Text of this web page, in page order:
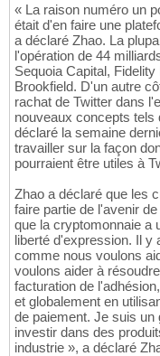
« La raison numéro un
était d'en faire une
a déclaré Zhao. La
l'opération de 44
Sequoia Capital,
Brookfield. D'un autre
rachat de Twitter dans
nouveaux concepts tels
déclaré la semaine
travailler sur la façon
pourraient être utiles à
Zhao a déclaré que les
faire partie de l'avenir
que la cryptomonnaie a
liberté d'expression. Il y
comme nous voulons
voulons aider à
facturation de
et globalement en
de paiement. Je suis un
investir dans des
industrie », a déclaré